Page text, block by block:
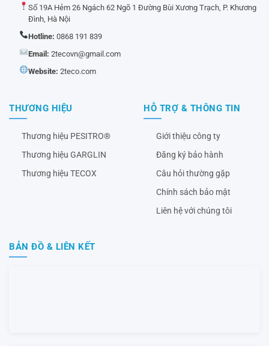
Số 19A Hẻm 26 Ngách 62 Ngõ 1 Đường Bùi Xương Trạch, P. Khương
Đình, Hà Nội
Hotline: 0868 191 839
Email: 2tecovn@gmail.com
Website: 2teco.com
THƯƠNG HIỆU
Thương hiệu PESITRO®
Thương hiệu GARGLIN
Thương hiệu TECOX
HỖ TRỢ & THÔNG TIN
Giới thiệu công ty
Đăng ký bảo hành
Câu hỏi thường gặp
Chính sách bảo mật
Liên hệ với chúng tôi
BẢN ĐỒ & LIÊN KẾT